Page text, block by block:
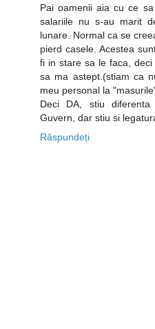
Pai oamenii aia cu ce
salariile nu s-au marit
lunare. Normal ca se
pierd casele. Acestea
fi in stare sa le faca,
sa ma astept.(stiam ca
meu personal la
Deci DA, stiu diferenta
Guvern, dar stiu si
Răspundeți